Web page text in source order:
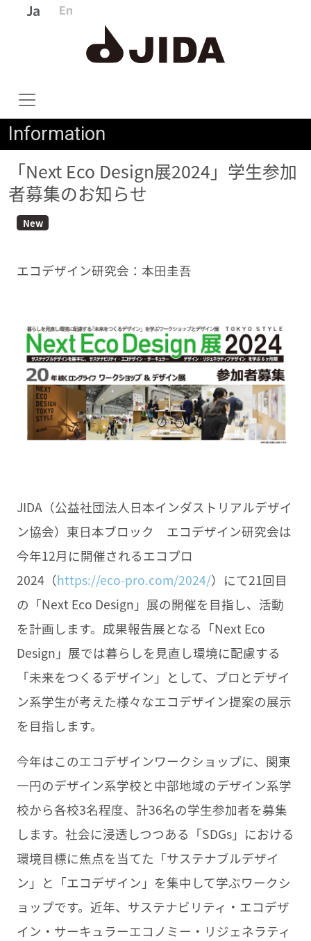
Information
「Next Eco Design展2024」学生参加
者募集のお知らせ
New
エコデザイン研究会：本田圭吾
JIDA（公益社団法人日本インダストリアルデザイ
ン協会）東日本ブロック エコデザイン研究会は
今年12月に開催されるエコプロ
2024（https://eco-pro.com/2024/）にて21回目
の「Next Eco Design」展の開催を目指し、活動
を計画します。成果報告展となる「Next Eco
Design」展では暮らしを見直し環境に配慮する
「未来をつくるデザイン」として、プロとデザイ
ン系学生が考えた様々なエコデザイン提案の展示
を目指します。
今年はこのエコデザインワークショップに、関東
一円のデザイン系学校と中部地域のデザイン系学
校から各校3名程度、計36名の学生参加者を募集
します。社会に浸透しつつある「SDGs」における
環境目標に焦点を当てた「サステナブルデザイ
ン」と「エコデザイン」を集中して学ぶワークシ
ョップです。近年、サステナビリティ・エコデザ
イン・サーキュラーエコノミー・リジェネラティ